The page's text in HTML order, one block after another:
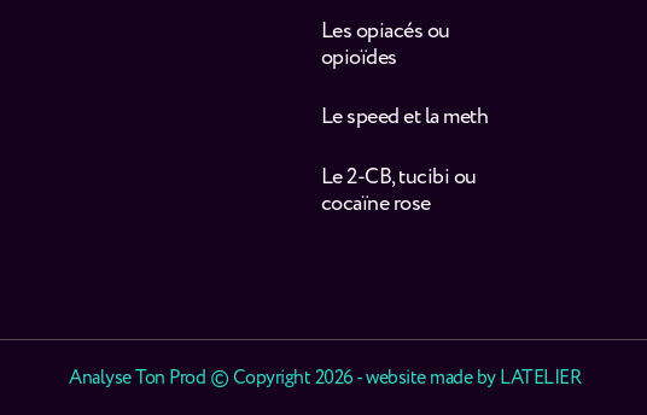
Les opiacés ou
opioïdes
Le speed et la meth
Le 2-CB, tucibi ou
cocaïne rose
Analyse Ton Prod © Copyright 2026 - website made byLATELIER